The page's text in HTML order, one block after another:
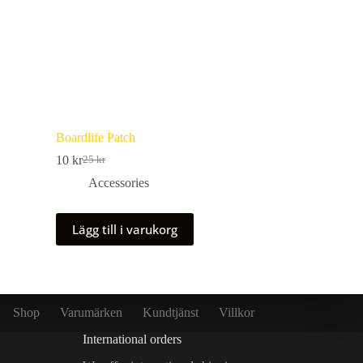
Boardlife Patch
25kr
Det
ursprungliga
25 kr.
10 krDet
nuvarande
10 kr.
Accessories
Lägg till i varukorg
Shop Varumärken Kundtjänst
Villkor
International orders